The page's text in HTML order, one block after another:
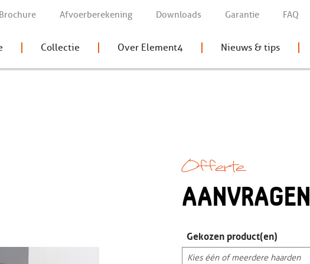
Afvoerberekening Downloads Garantie FAQ
Collectie Over Element4 Nieuws & tips
Offerte
AANVRAGEN
Gekozen product(en)